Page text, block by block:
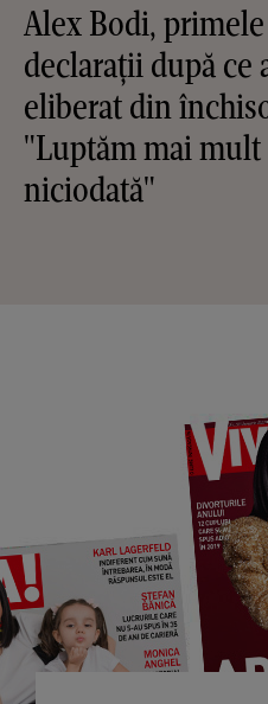
Alex Bodi, primele
declarații după ce
eliberat din
"Luptăm mai mult
niciodată"